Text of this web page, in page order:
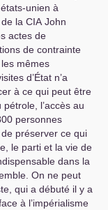
unien à
la CIA John
actes de
de contrainte
mêmes
d’État n’a
à ce qui peut être
l’accès au
personnes
préserver ce qui
le parti et la vie de
dans la
On ne peut
qui a débuté il y a
à l’impérialisme